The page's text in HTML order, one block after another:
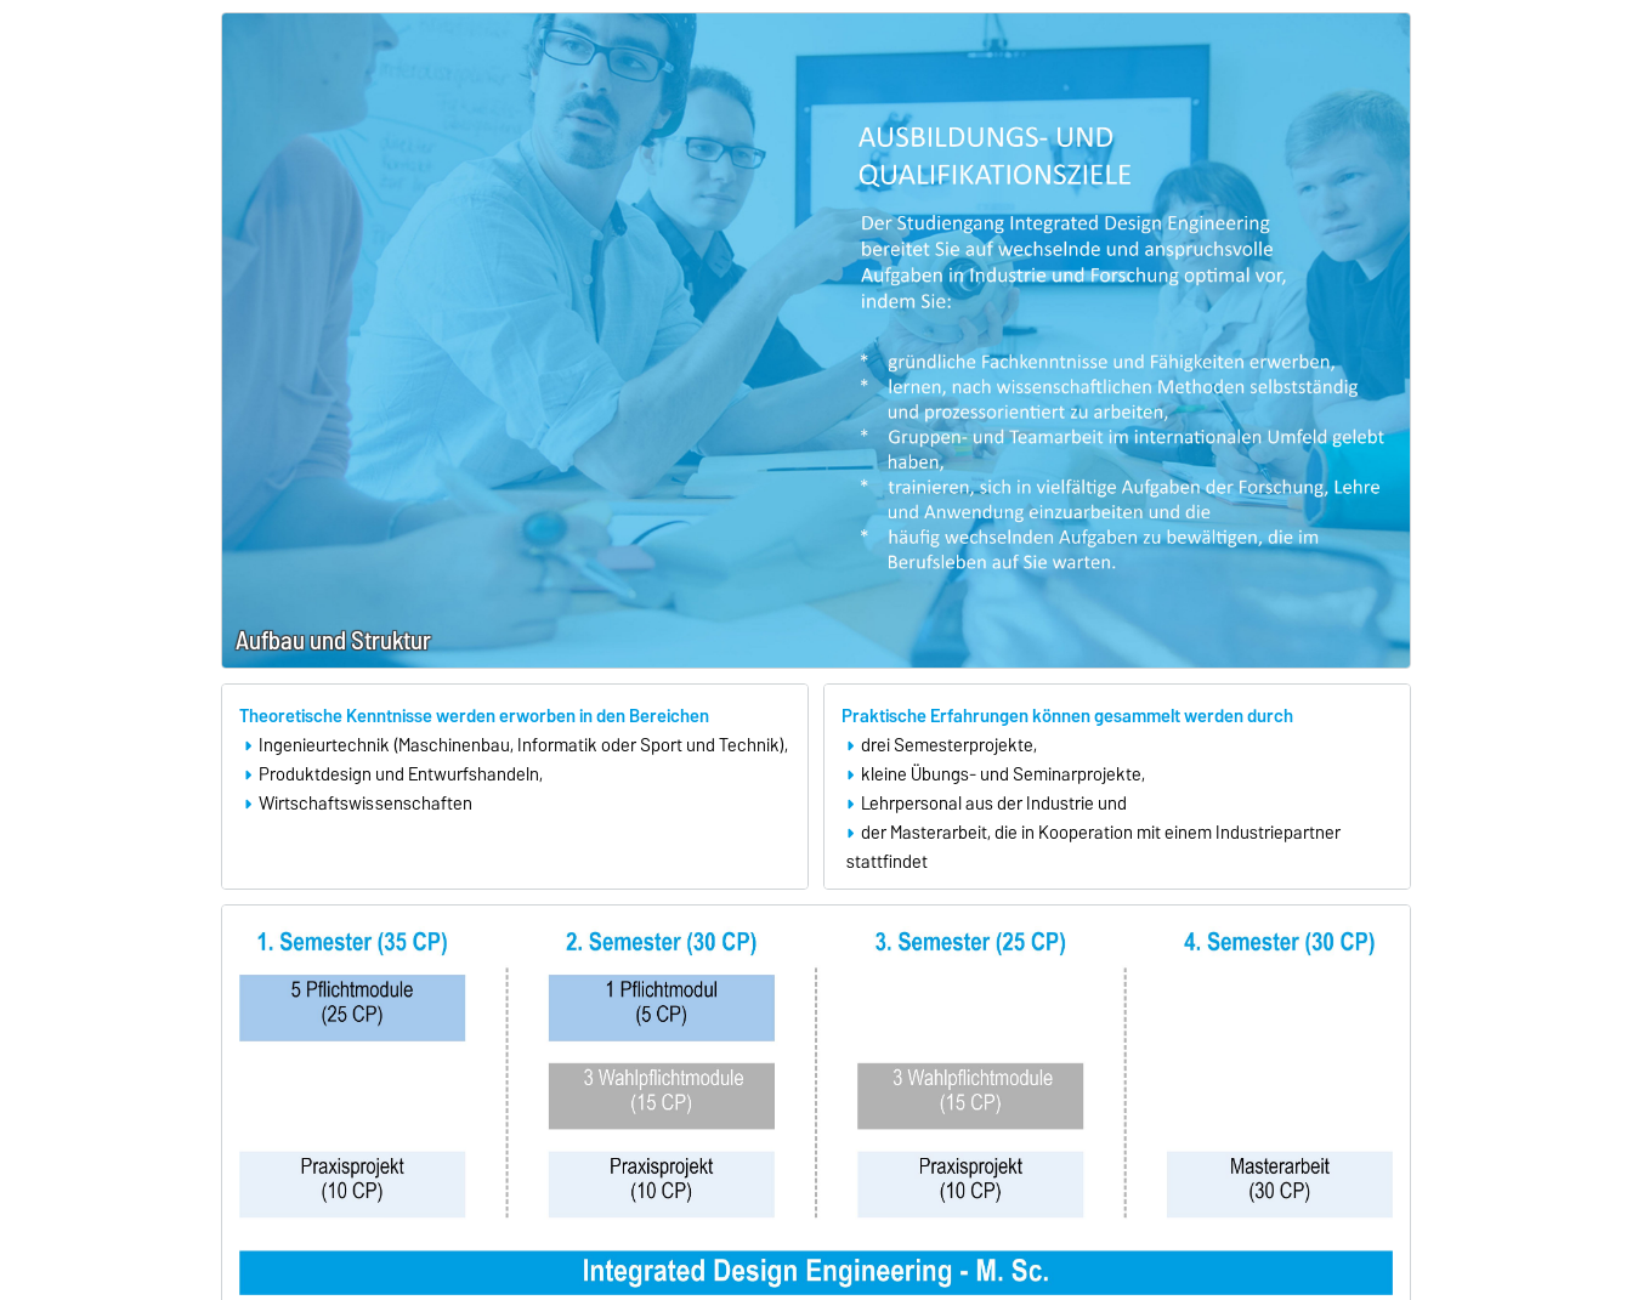
Aufbau und Struktur
Theoretische Kenntnisse werden erworben in den Bereichen
Ingenieurtechnik (Maschinenbau, Informatik oder Sport und Technik),
Produktdesign und Entwurfshandeln,
Wirtschaftswissenschaften
Praktische Erfahrungen können gesammelt werden durch
drei Semesterprojekte,
kleine Übungs- und Seminarprojekte,
Lehrpersonal aus der Industrie und
der Masterarbeit, die in Kooperation mit einem Industriepartner
stattfindet